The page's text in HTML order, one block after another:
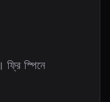
ফ্রি স্পিনে